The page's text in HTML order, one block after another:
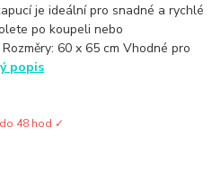
je ideální pro snadné a rychlé
po koupeli nebo
60 x 65 cm Vhodné pro
popis
48 hod ✓